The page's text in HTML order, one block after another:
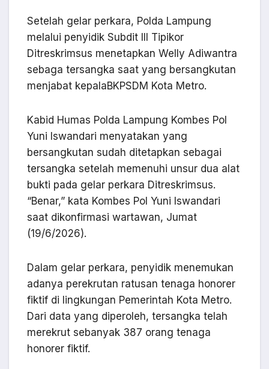
Setelah gelar perkara, Polda Lampung
melalui penyidik Subdit III Tipikor
Ditreskrimsus menetapkan Welly Adiwantra
sebaga tersangka saat yang bersangkutan
menjabat kepalaBKPSDM Kota Metro.
Kabid Humas Polda Lampung Kombes Pol
Yuni Iswandari menyatakan yang
bersangkutan sudah ditetapkan sebagai
tersangka setelah memenuhi unsur dua alat
bukti pada gelar perkara Ditreskrimsus.
“Benar,” kata Kombes Pol Yuni Iswandari
saat dikonfirmasi wartawan, Jumat
(19/6/2026).
Dalam gelar perkara, penyidik menemukan
adanya perekrutan ratusan tenaga honorer
fiktif di lingkungan Pemerintah Kota Metro.
Dari data yang diperoleh, tersangka telah
merekrut sebanyak 387 orang tenaga
honorer fiktif.